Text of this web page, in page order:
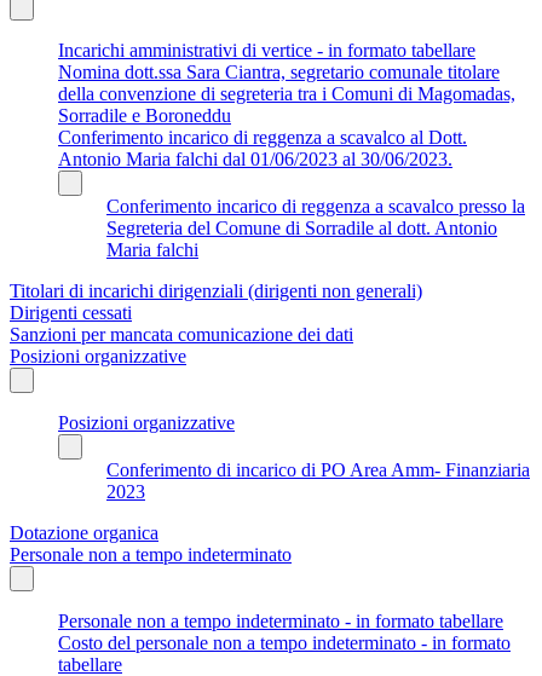
Incarichi amministrativi di vertice - in formato tabellare
Nomina dott.ssa Sara Ciantra, segretario comunale titolare
della convenzione di segreteria tra i Comuni di Magomadas,
Sorradile e Boroneddu
Conferimento incarico di reggenza a scavalco al Dott.
Antonio Maria falchi dal 01/06/2023 al 30/06/2023.
Conferimento incarico di reggenza a scavalco presso la
Segreteria del Comune di Sorradile al dott. Antonio
Maria falchi
Titolari di incarichi dirigenziali (dirigenti non generali)
Dirigenti cessati
Sanzioni per mancata comunicazione dei dati
Posizioni organizzative
Posizioni organizzative
Conferimento di incarico di PO Area Amm- Finanziaria
2023
Dotazione organica
Personale non a tempo indeterminato
Personale non a tempo indeterminato - in formato tabellare
Costo del personale non a tempo indeterminato - in formato
tabellare